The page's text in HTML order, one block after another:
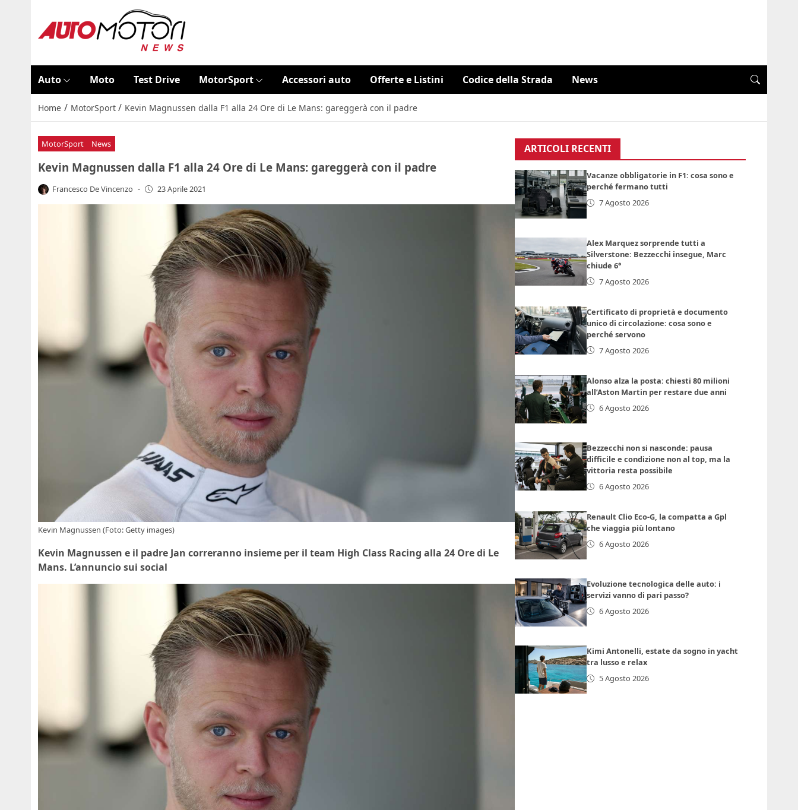
Auto Moto Test Drive MotorSport Accessori auto Offerte e Listini Codice della Strada News
Home / MotorSport / Kevin Magnussen dalla F1 alla 24 Ore di Le Mans: gareggerà con il padre
MotorSport News
Kevin Magnussen dalla F1 alla 24 Ore di Le Mans: gareggerà con il padre
Francesco De Vincenzo - 23 Aprile 2021
Kevin Magnussen (Foto: Getty images)
Kevin Magnussen e il padre Jan correranno insieme per il team High Class Racing alla 24 Ore di Le
Mans. L’annuncio sui social
ARTICOLI RECENTI
Vacanze obbligatorie in F1: cosa sono e
perché fermano tutti
7 Agosto 2026
Alex Marquez sorprende tutti a
Silverstone: Bezzecchi insegue, Marc
chiude 6°
7 Agosto 2026
Certificato di proprietà e documento
unico di circolazione: cosa sono e
perché servono
7 Agosto 2026
Alonso alza la posta: chiesti 80 milioni
all’Aston Martin per restare due anni
6 Agosto 2026
Bezzecchi non si nasconde: pausa
difficile e condizione non al top, ma la
vittoria resta possibile
6 Agosto 2026
Renault Clio Eco-G, la compatta a Gpl
che viaggia più lontano
6 Agosto 2026
Evoluzione tecnologica delle auto: i
servizi vanno di pari passo?
6 Agosto 2026
Kimi Antonelli, estate da sogno in yacht
tra lusso e relax
5 Agosto 2026